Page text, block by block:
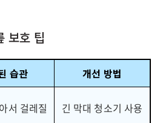
보호 팁
습관
개선 방법
서 걸레질 긴 막대 청소기 사용